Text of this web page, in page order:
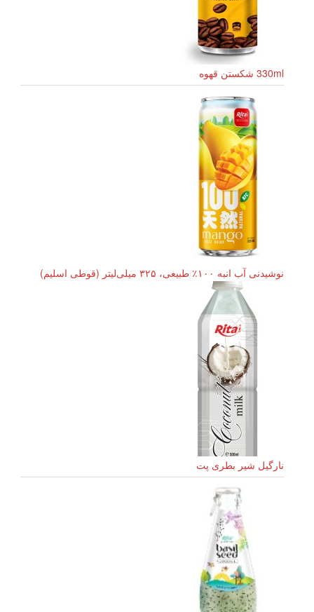
330ml شکستن قهوه
نوشیدنی آب انبه ۱۰۰٪ طبیعی، ۳۲۵ میلی‌لیتر (قوطی اسلیم)
نارگیل شیر بطری پت